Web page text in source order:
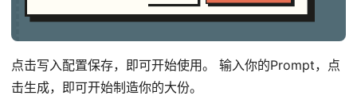
点击写入配置保存，即可开始使用。 输入你的Prompt，点
击生成，即可开始制造你的大份。